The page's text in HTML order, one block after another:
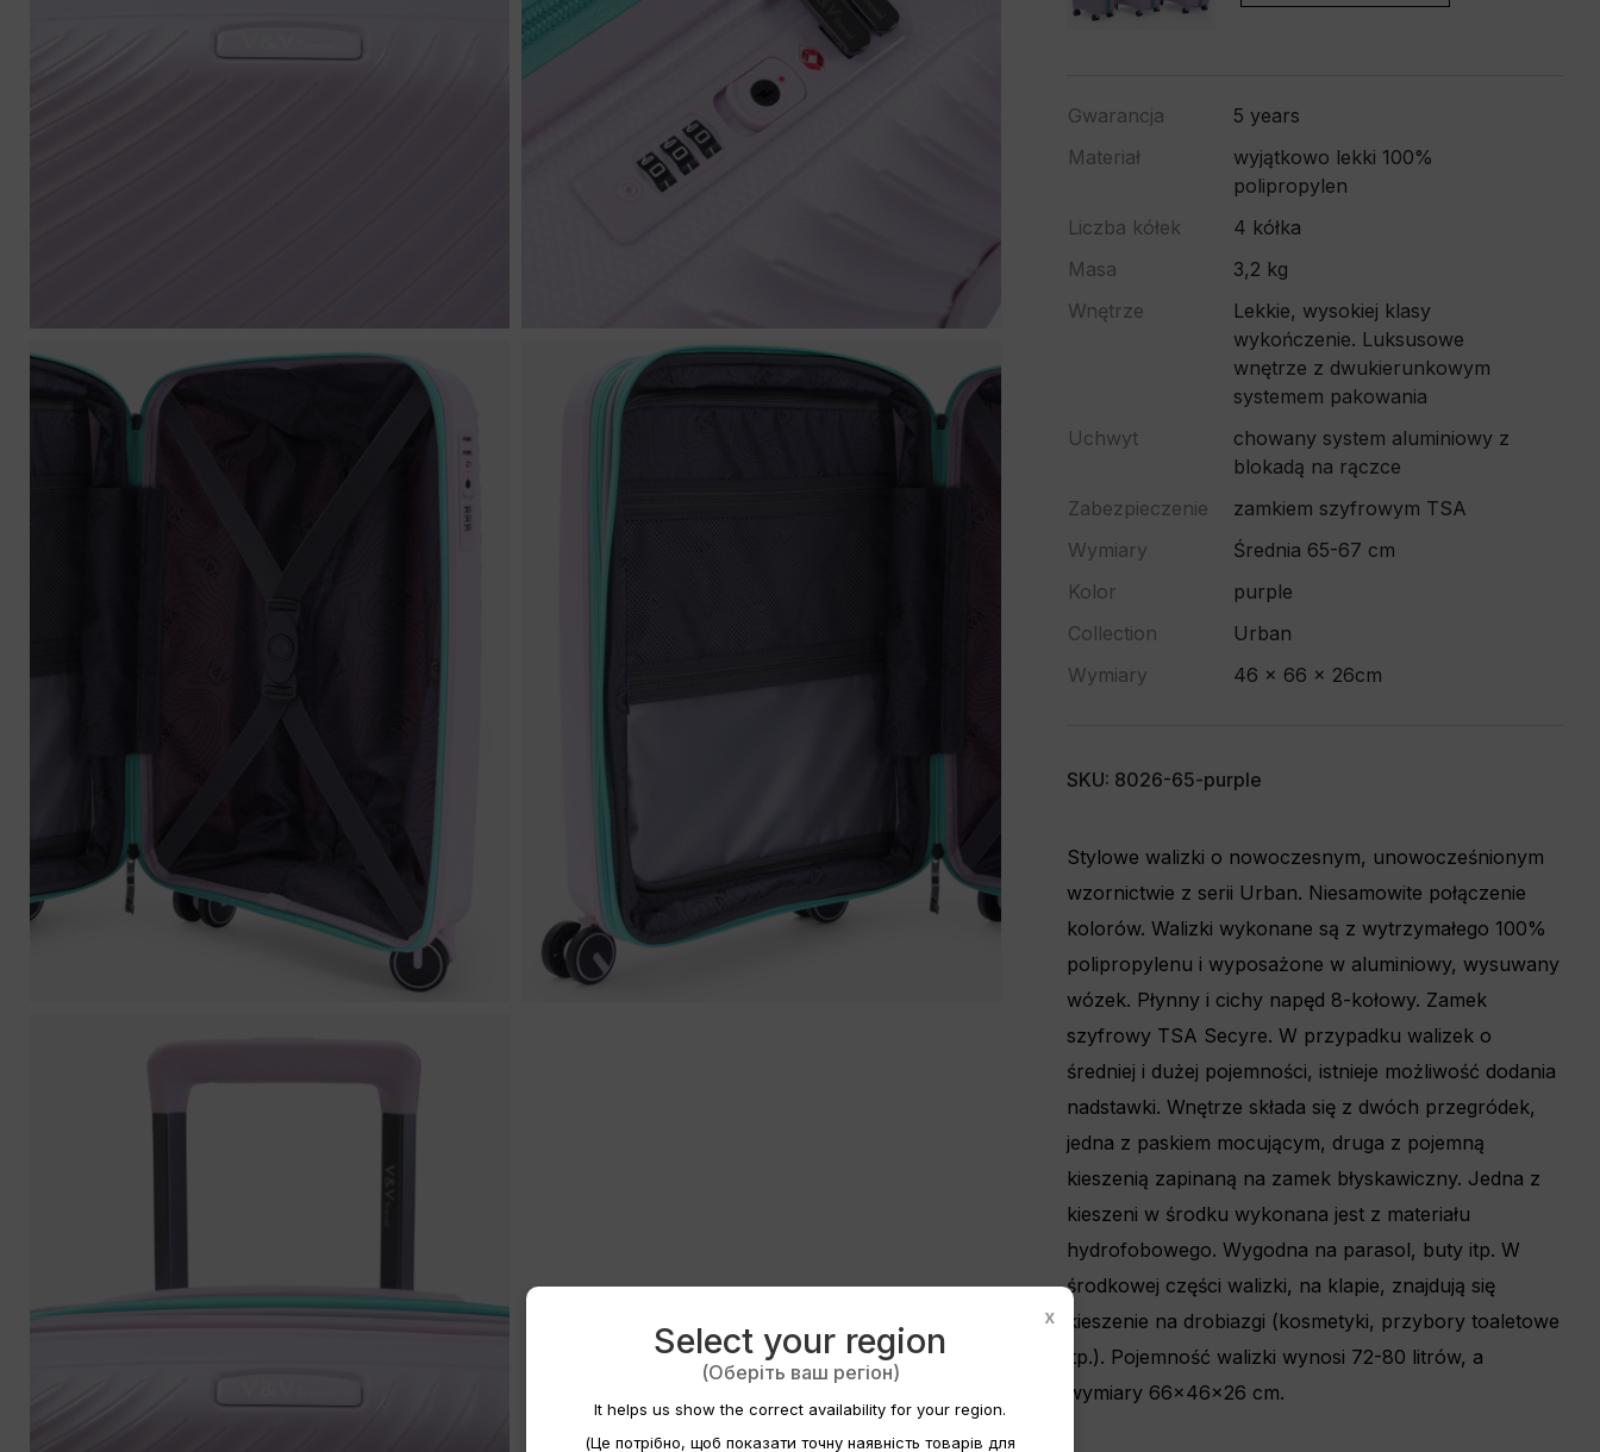
Gwarancja
5 years
Materiał
wyjątkowo lekki 100%
polipropylen
Liczba kółek
4 kółka
Masa
3,2 kg
Wnętrze
Lekkie, wysokiej klasy
wykończenie. Luksusowe
wnętrze z dwukierunkowym
systemem pakowania
Uchwyt
chowany system aluminiowy z
blokadą na rączce
Zabezpieczenie
zamkiem szyfrowym TSA
Wymiary
Średnia 65-67 cm
Kolor
purple
Collection
Urban
Wymiary
46 x 66 x 26cm
SKU: 8026-65-purple
Stylowe walizki o nowoczesnym, unowocześnionym
wzornictwie z serii Urban. Niesamowite połączenie
kolorów. Walizki wykonane są z wytrzymałego 100%
polipropylenu i wyposażone w aluminiowy, wysuwany
wózek. Płynny i cichy napęd 8-kołowy. Zamek
szyfrowy TSA Secyre. W przypadku walizek o
średniej i dużej pojemności, istnieje możliwość dodania
nadstawki. Wnętrze składa się z dwóch przegródek,
jedna z paskiem mocującym, druga z pojemną
kieszenią zapinaną na zamek błyskawiczny. Jedna z
kieszeni w środku wykonana jest z materiału
hydrofobowego. Wygodna na parasol, buty itp. W
środkowej części walizki, na klapie, znajdują się
kieszenie na drobiazgi (kosmetyki, przybory toaletowe
itp.). Pojemność walizki wynosi 72-80 litrów, a
wymiary 66x46x26 cm.
Utwórz listę życzeń ×
x
Select your region
(Оберіть ваш регіон)
It helps us show the correct availability for your region.
(Це потрібно, щоб показати точну наявність товарів для